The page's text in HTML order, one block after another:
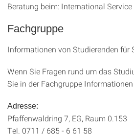
Beratung beim: International
Fachgruppe
Informationen von Studierenden für
Wenn Sie Fragen rund um das
Sie in der Fachgruppe Informationen
Adresse:
Pfaffenwaldring 7, EG, Raum 0.153
Tel. 0711 / 685 - 6 61 58